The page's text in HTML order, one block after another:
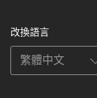
改換語言